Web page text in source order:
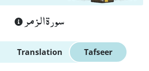
سورة الزمر
Translation Tafseer